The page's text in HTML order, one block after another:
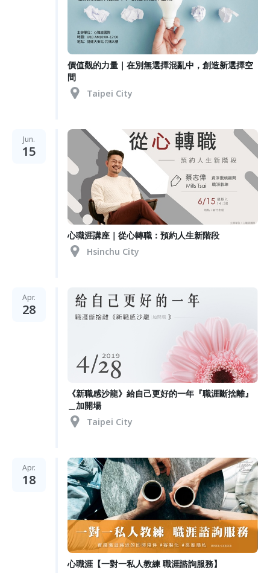
價值觀的力量｜在別無選擇混亂中，創造新選擇空
間
Taipei City
Jun.
15
心職涯講座｜從心轉職：預約人生新階段
Hsinchu City
Apr.
28
《新職感沙龍》給自己更好的一年『職涯斷捨離』
＿加開場
Taipei City
Apr.
18
心職涯【一對一私人教練 職涯諮詢服務】